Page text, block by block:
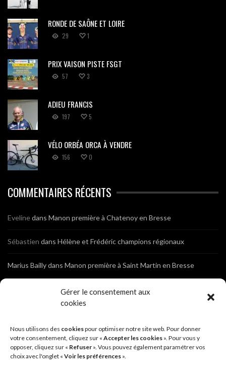
Gérer le consentement aux
cookies
Nous utilisons des cookiespour optimiser notre site web. Pour donner
votre consentement, cliquez sur « Accepter les cookies ». Pour vous y
opposer, cliquez sur « Refuser ». Vous pouvez également paramétrer vos
choix avec l'onglet « Voir les préférences ».
RONDE DE SAÔNE ET LOIRE
29 1
PRIX VAISON PISTE FSGT
57 3
ADIEU FRANCIS
197 5
VÉLO ORBÉA ORCA À VENDRE
156 0
COMMENTAIRES RÉCENTS
Evelinedans Manon première à Chatenoy en Bresse
Sébastien dans Hélène et Frédéric champions régionaux
Marius Baillydans Manon première à Saint Martin en Bresse
Jean Marc GautherondansPhotos de l’Assemblée Générale du
SébastiendansCyclocross de Brochon (21)